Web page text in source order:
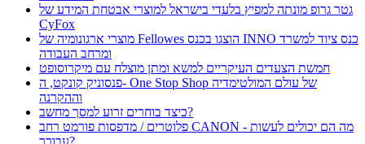
גטר גרופ מונתה למפיץ בלעדי בישראל למוצרי אבטחת המידע של
CyFox
מוצרי ארגונומיה של Fellowes הוצגו בכנס INNO כנס ציוד למשרד
ומרחב העבודה
חמשת הצעדים העיקריים למשא ומתן מוצלח עם מיקרוסופט
פנסוניק קונקט, ה- One Stop Shop של עולם המולטימדיה
וההקרנה
כיצד בוחרים זרוע למסך מחשב?
פלוטרים / מדפסות פורמט רחב CANON - מה הם יכולים לעשות
עבורך?